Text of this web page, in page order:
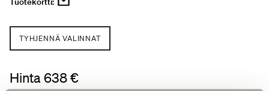
TYHJENNÄ VALINNAT
Hinta 638 €